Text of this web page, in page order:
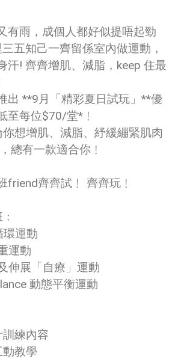
有雨，成個人都好似提唔起勁
五知己一齊留係室內做運動，
汗! 齊齊增肌、減脂，keep 住最
出 **9月「精彩夏日試玩」**優
至每位$70/堂*﹗
想增肌、減脂、紓緩繃緊肌肉
總有一款適合你﹗
friend齊齊試﹗ 齊齊玩﹗
環運動
運動
伸展「自療」運動
動態平衡運動
訓練內容
動教學